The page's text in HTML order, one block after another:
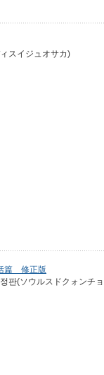
スイジュオサカ)
篇 修正版
판(ソウルスドクォン